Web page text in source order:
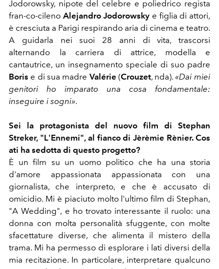
Jodorowsky, nipote del celebre e poliedrico regista
fran-co-cileno Alejandro Jodorowsky e figlia di attori,
è cresciuta a Parigi respirando aria di cinema e teatro.
A guidarla nei suoi 28 anni di vita, trascorsi
alternando la carriera di attrice, modella e
cantautrice, un insegnamento speciale di suo padre
Boris e di sua madre Valérie (Crouzet, nda). «Dai miei
genitori ho imparato una cosa fondamentale:
inseguire i sogni».
Sei la protagonista del nuovo film di Stephan
Streker, "L'Ennemi", al fianco di Jèrèmie Rènier. Cos
ati ha sedotta di questo progetto?
È un film su un uomo politico che ha una storia
d'amore appassionata appassionata con una
giornalista, che interpreto, e che è accusato di
omicidio. Mi è piaciuto molto l'ultimo film di Stephan,
"A Wedding", e ho trovato interessante il ruolo: una
donna con molta personalità sfuggente, con molte
sfacettature diverse, che alimenta il mistero della
trama. Mi ha permesso di esplorare i lati diversi della
mia recitazione. In particolare, interpretare qualcuno